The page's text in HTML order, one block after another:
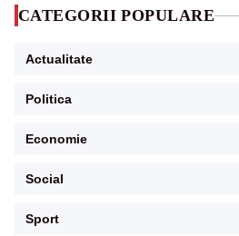
CATEGORII POPULARE
Actualitate
Politica
Economie
Social
Sport